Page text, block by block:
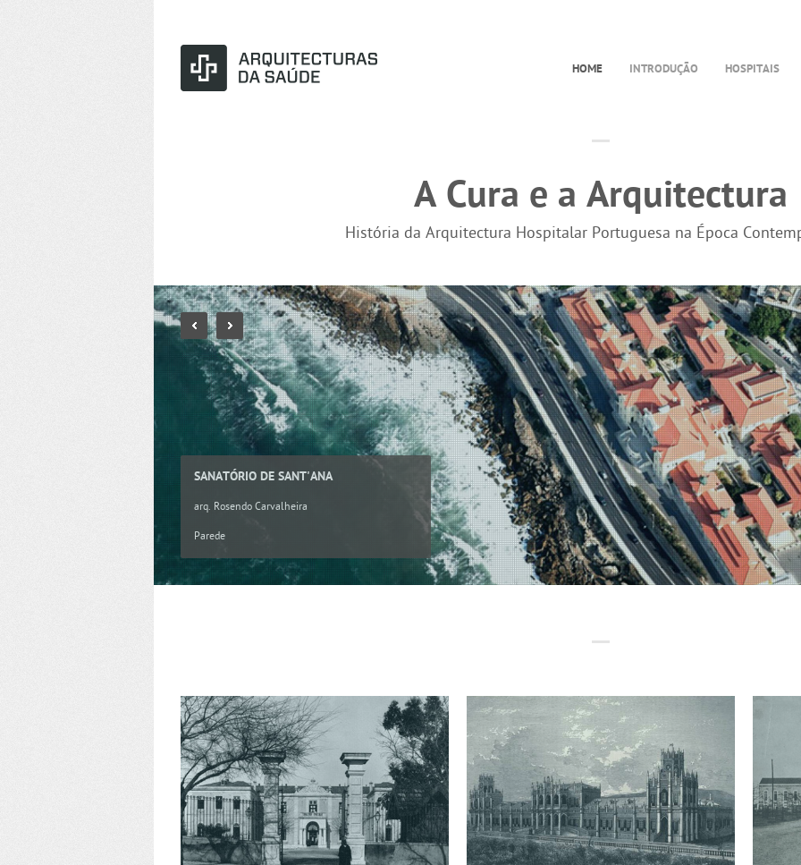
HOME INTRODUÇÃO HOSPITAIS
A Cura e a Arquitectura
História da Arquitectura Hospitalar Portuguesa na Época
SANATÓRIO DE SANT'ANA
arq. Rosendo Carvalheira
Parede